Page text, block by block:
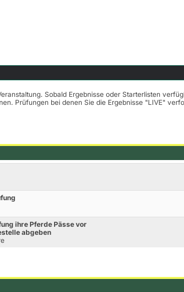
Sobald Ergebnisse oder Starterlisten
Prüfungen bei denen Sie die Ergebnisse "LIVE"
ihre Pferde Pässe vor
abgeben